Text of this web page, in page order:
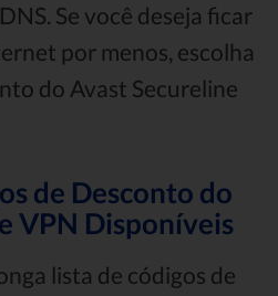
Se você deseja ficar
por menos, escolha
do Avast Secureline
de Desconto do
VPN Disponíveis
lista de códigos de